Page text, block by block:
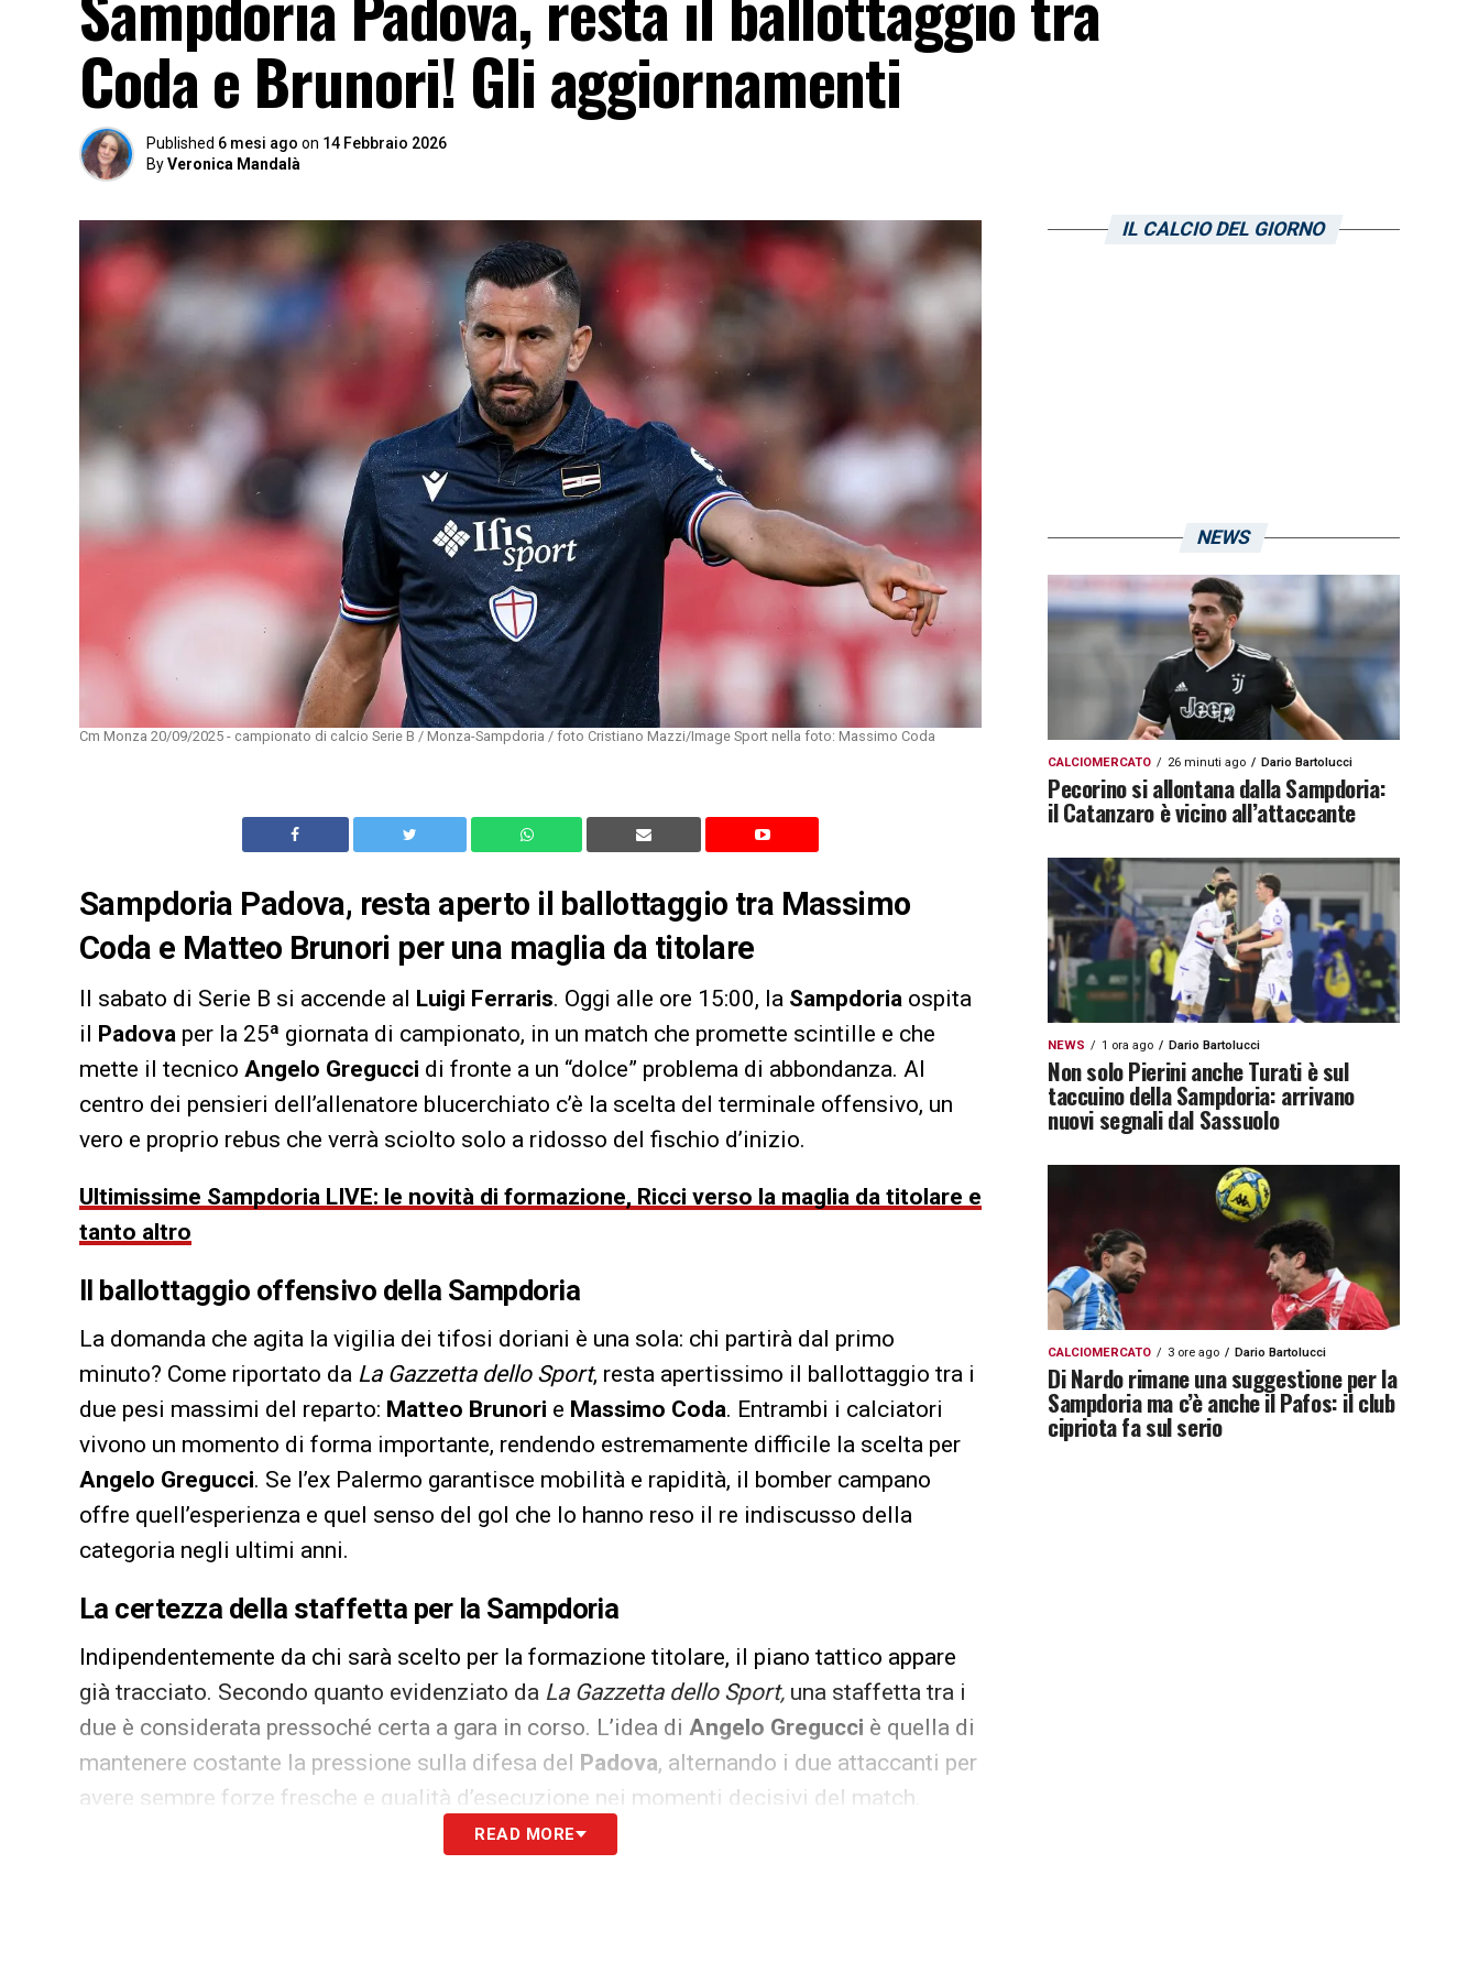
Coda e Brunori! Gli aggiornamenti
Published 6 mesi ago on 14 Febbraio 2026
ByVeronica Mandalà
Cm Monza 20/09/2025 - campionato di calcio Serie B / Monza-Sampdoria / foto Cristiano Mazzi/Image Sport nella foto: Massimo Coda
Sampdoria Padova, resta aperto il ballottaggio tra Massimo
Coda e Matteo Brunori per una maglia da titolare
Il sabato di Serie B si accende al Luigi Ferraris. Oggi alle ore 15:00, la Sampdoria ospita
il Padova per la 25ª giornata di campionato, in un match che promette scintille e che
mette il tecnico Angelo Gregucci di fronte a un “dolce” problema di abbondanza. Al
centro dei pensieri dell’allenatore blucerchiato c’è la scelta del terminale offensivo, un
vero e proprio rebus che verrà sciolto solo a ridosso del fischio d’inizio.
Ultimissime Sampdoria LIVE: le novità di formazione, Ricci verso la maglia da titolare e
tanto altro
Il ballottaggio offensivo della Sampdoria
La domanda che agita la vigilia dei tifosi doriani è una sola: chi partirà dal primo
minuto? Come riportato da La Gazzetta dello Sport, resta apertissimo il ballottaggio tra i
due pesi massimi del reparto: Matteo Brunori e Massimo Coda. Entrambi i calciatori
vivono un momento di forma importante, rendendo estremamente difficile la scelta per
Angelo Gregucci. Se l’ex Palermo garantisce mobilità e rapidità, il bomber campano
offre quell’esperienza e quel senso del gol che lo hanno reso il re indiscusso della
categoria negli ultimi anni.
La certezza della staffetta per la Sampdoria
Indipendentemente da chi sarà scelto per la formazione titolare, il piano tattico appare
già tracciato. Secondo quanto evidenziato da La Gazzetta dello Sport, una staffetta tra i
due è considerata pressoché certa a gara in corso. L’idea di Angelo Gregucci è quella di
mantenere costante la pressione sulla difesa del Padova, alternando i due attaccanti per
avere sempre forze fresche e qualità d’esecuzione nei momenti decisivi del match.
READ MORE
IL CALCIO DEL GIORNO
NEWS
CALCIOMERCATO 26 minuti ago Dario Bartolucci
Pecorino si allontana dalla Sampdoria:
il Catanzaro è vicino all’attaccante
NEWS 1 ora ago Dario Bartolucci
Non solo Pierini anche Turati è sul
taccuino della Sampdoria: arrivano
nuovi segnali dal Sassuolo
CALCIOMERCATO 3 ore ago Dario Bartolucci
Di Nardo rimane una suggestione per la
Sampdoria ma c’è anche il Pafos: il club
cipriota fa sul serio